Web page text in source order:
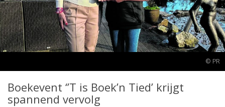
RADIO
ZOEKEN
© PR
Boekevent ‘’T is Boek’n Tied’ krijgt
spannend vervolg